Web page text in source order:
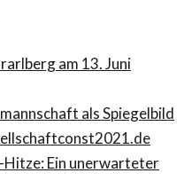
am 13. Juni
als Spiegelbild
const2021.de
Hitze: Ein unerwarteter